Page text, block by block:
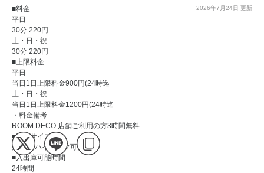
2026年7月24日 更新
■料金
平日
30分 220円
土・日・祝
30分 220円
■上限料金
平日
当日1日上限料金900円(24時迄
土・日・祝
当日1日上限料金1200円(24時迄
・料金備考
ROOM DECO 店舗ご利用の方3時間無料
■駐車サイズ
大型可 ハイルーフ可
■入出庫可能時間
24時間